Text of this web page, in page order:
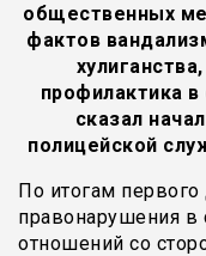
общественных
фактов
профилактика
сказал
полицейской
По итогам
правонарушения
отношений со